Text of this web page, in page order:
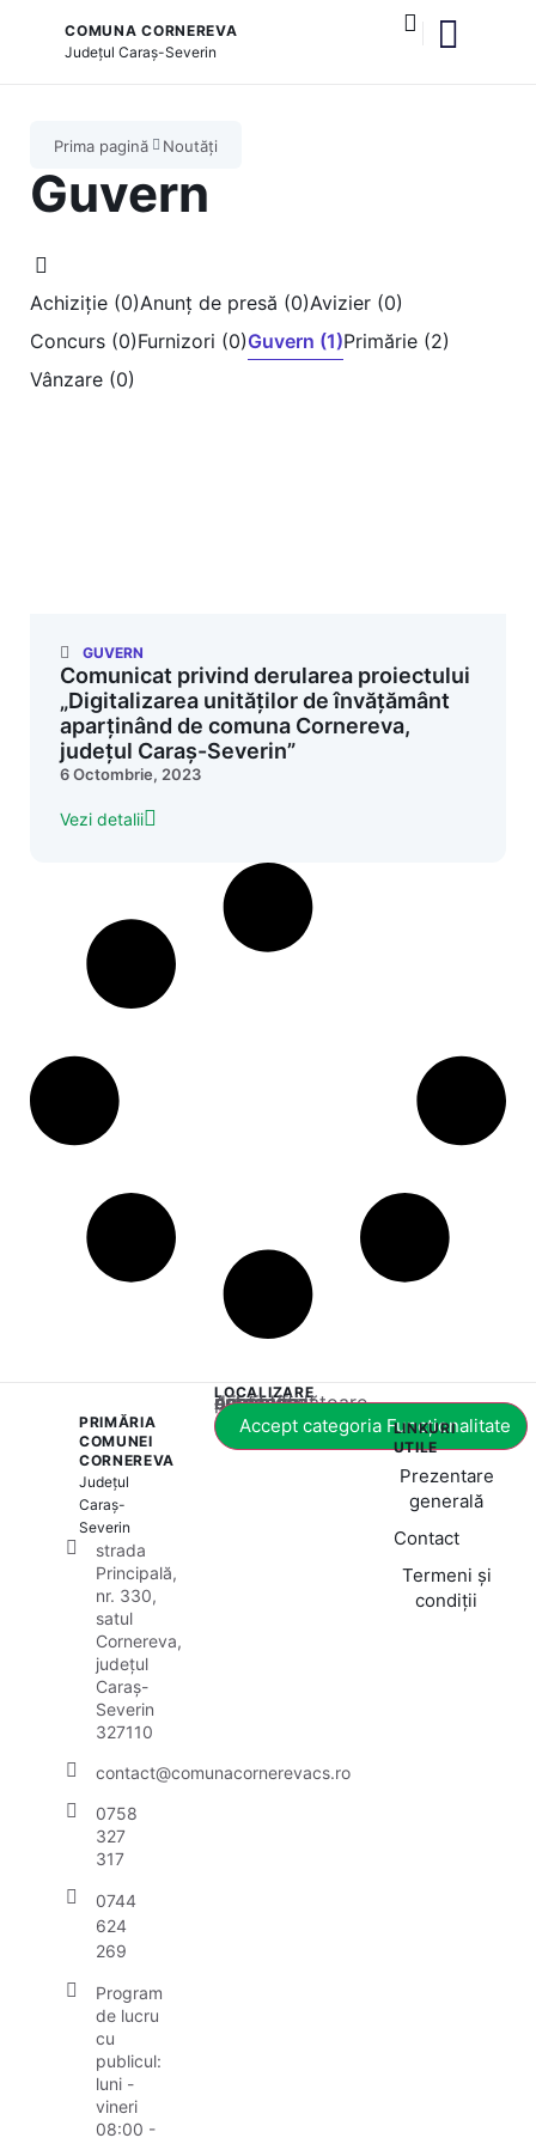
COMUNA CORNEREVA
JudețulCaraș-Severin
Prima pagină Noutăți
Guvern
Achiziție (0)Anunț de presă (0)Avizier (0)
Concurs (0)Furnizori (0)Guvern (1)Primărie (2)
Vânzare (0)
GUVERN
Comunicat privind derularea proiectului
„Digitalizarea unităților de învățământ
aparținând de comuna Cornereva,
județul Caraș-Severin”
6 Octombrie, 2023
Vezi detalii
PRIMĂRIA
COMUNEI
CORNEREVA
Județul
Caraș-
Severin
strada
Principală,
nr. 330,
satul
Cornereva,
județul
Caraș-
Severin
327110
contact@comunacornerevacs.ro
0758
327
317
0744
624
269
Program
de lucru
cu
publicul:
luni -
vineri
08:00 -
LOCALIZARE
Acest conținut este blocat până când acceptați categoria corespunzătoare de cookie-uri.
Accept categoria Funcționalitate
LINKURI
UTILE
Prezentare
generală
Contact
Termeni și
condiții